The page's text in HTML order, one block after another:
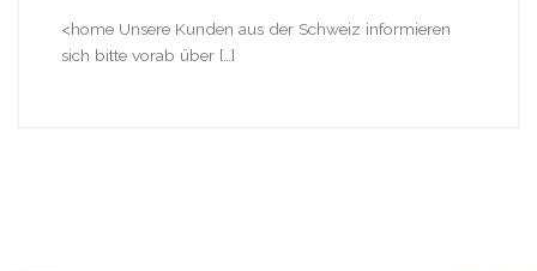
<home Unsere Kunden aus der Schweiz informieren
sich bitte vorab über […]